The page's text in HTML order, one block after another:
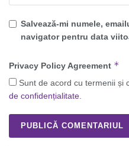
Salvează-mi numele,
navigator pentru data
Privacy Policy Agreement *
Sunt de acord cu termenii și
de confidențialitate.